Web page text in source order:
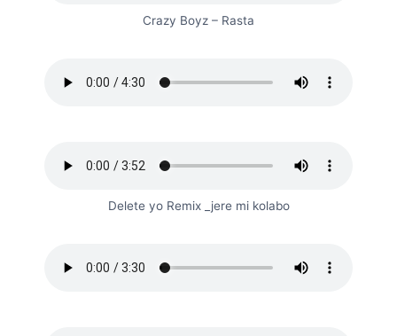
Crazy Boyz – Rasta
Delete yo Remix _jere mi kolabo